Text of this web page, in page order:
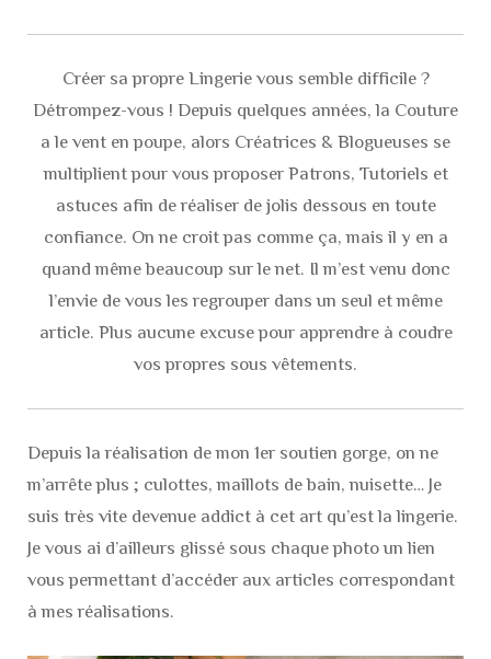
Créer sa propre Lingerie vous semble difficile ?
Détrompez-vous ! Depuis quelques années, la Couture
a le vent en poupe, alors Créatrices & Blogueuses se
multiplient pour vous proposer Patrons, Tutoriels et
astuces afin de réaliser de jolis dessous en toute
confiance. On ne croit pas comme ça, mais il y en a
quand même beaucoup sur le net. Il m’est venu donc
l’envie de vous les regrouper dans un seul et même
article. Plus aucune excuse pour apprendre à coudre
vos propres sous vêtements.
Depuis la réalisation de mon 1er soutien gorge, on ne
m’arrête plus ; culottes, maillots de bain, nuisette… Je
suis très vite devenue addict à cet art qu’est la lingerie.
Je vous ai d’ailleurs glissé sous chaque photo un lien
vous permettant d’accéder aux articles correspondant
à mes réalisations.